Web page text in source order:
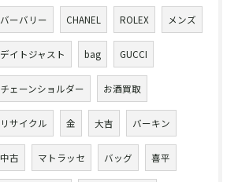
バーバリー CHANEL ROLEX メンズ
デイトジャスト bag GUCCI
チェーンショルダー お酒買取
リサイクル 金 大吉 バーキン
中古 マトラッセ バッグ 喜平